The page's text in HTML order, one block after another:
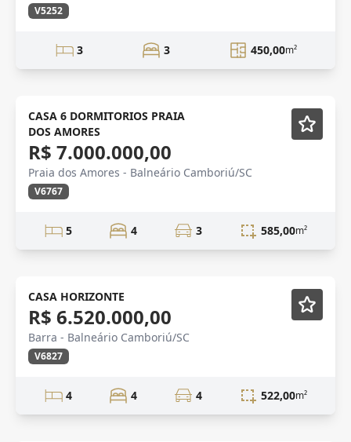
V5252
3 3 450,00m²
CASA 6 DORMITORIOS PRAIA
DOS AMORES
R$ 7.000.000,00
Praia dos Amores - Balneário Camboriú/SC
V6767
5 4 3 585,00m²
Novidade
CASA HORIZONTE
R$ 6.520.000,00
Barra - Balneário Camboriú/SC
V6827
4 4 4 522,00m²